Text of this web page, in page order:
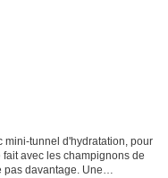
mini-tunnel d'hydratation, pour
avec les champignons de
pas davantage. Une